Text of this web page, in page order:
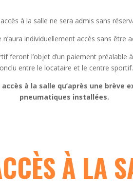
à la salle ne sera admis sans
n’aura individuellement accès sans être
feront l’objet d’un paiement préalable
entre le locataire et le centre sportif.
à la salle qu’après une
pneumatiques installées.
À LA